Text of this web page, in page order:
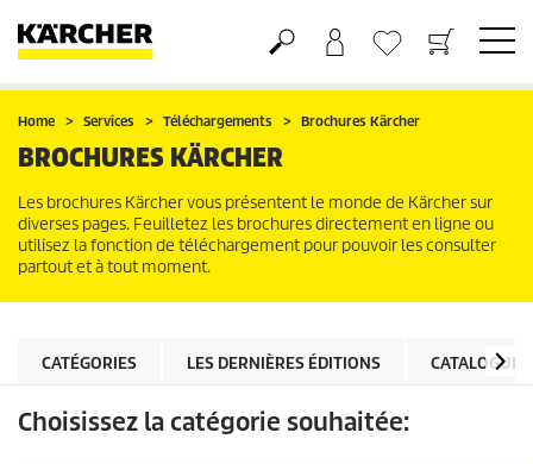
Panier
Liste d'envies
Home Services Téléchargements Brochures Kärcher
BROCHURES KÄRCHER
Les brochures Kärcher vous présentent le monde de Kärcher sur
diverses pages. Feuilletez les brochures directement en ligne ou
utilisez la fonction de téléchargement pour pouvoir les consulter
partout et à tout moment.
CATÉGORIES LES DERNIÈRES ÉDITIONS CATALOGUE
Choisissez la catégorie souhaitée: